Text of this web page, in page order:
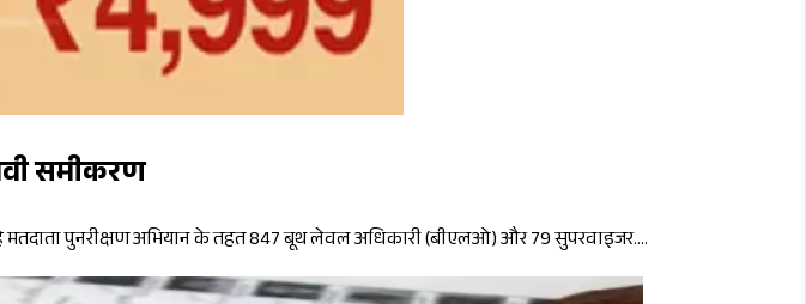
समीकरण
मतदाता पुनरीक्षण अभियान के तहत 847 बूथ लेवल अधिकारी (बीएलओ) और 79 सुपरवाइजर....